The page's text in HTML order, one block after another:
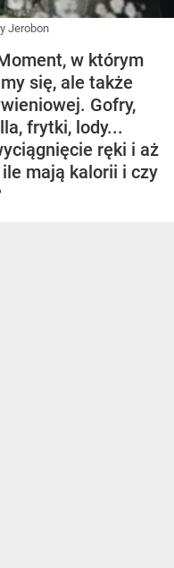
Jerobon
w którym
się, ale także
Gofry,
frytki, lody...
ręki i aż
mają kalorii i czy